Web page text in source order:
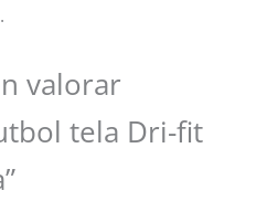
valorar
tela Dri-fit